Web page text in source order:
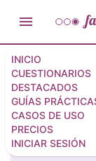
INICIO
CUESTIONARIOS
DESTACADOS
GUÍAS
CASOS DE USO
PRECIOS
INICIAR SESIÓN
Sales
PLANTILLA